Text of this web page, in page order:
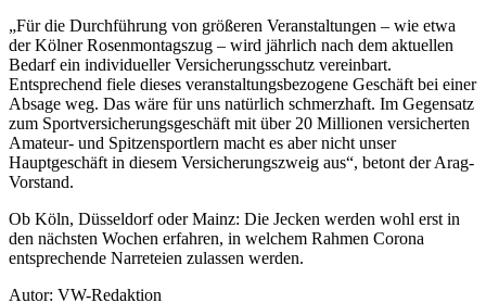
„Für die Durchführung von größeren Veranstaltungen – wie ­etwa
der Kölner Rosenmontagszug – wird jährlich nach dem aktuellen
Bedarf ein individueller Versicherungsschutz vereinbart.
Entsprechend fiele dieses veranstaltungsbezogene Geschäft bei einer
Absage weg. Das wäre für uns natürlich schmerzhaft. Im Gegensatz
zum Sportversicherungsgeschäft mit über 20 Millionen versicherten
Amateur- und Spitzensportlern macht es aber nicht unser
Hauptgeschäft in diesem Versicherungszweig aus“, betont der Arag-
Vorstand.
Ob Köln, Düsseldorf oder Mainz: Die Jecken werden wohl erst in
den nächsten Wochen erfahren, in welchem Rahmen Corona
entsprechende Narreteien zulassen werden.
Autor: VW-Redaktion